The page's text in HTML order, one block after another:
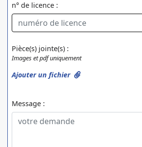
n° de licence :
Pièce(s) jointe(s) :
Images et pdf uniquement
Ajouter un fichier
Message :